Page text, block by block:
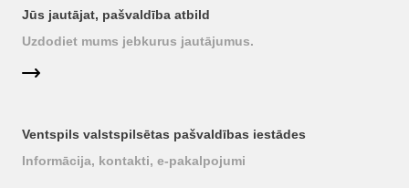
Jūs jautājat, pašvaldība atbild
Uzdodiet mums jebkurus jautājumus.
Ventspils valstspilsētas pašvaldības iestādes
Informācija, kontakti, e-pakalpojumi